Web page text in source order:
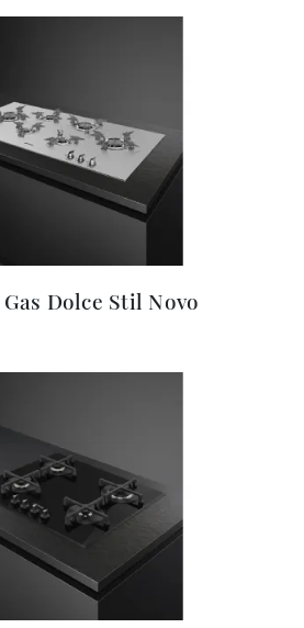
Dolce Stil Novo